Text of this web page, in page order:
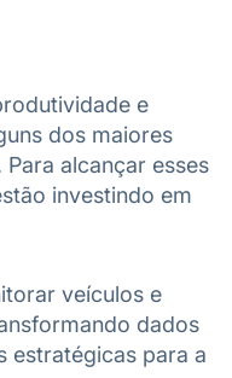
e
dos maiores
alcançar esses
investindo em
veículos e
dados
estratégicas para a